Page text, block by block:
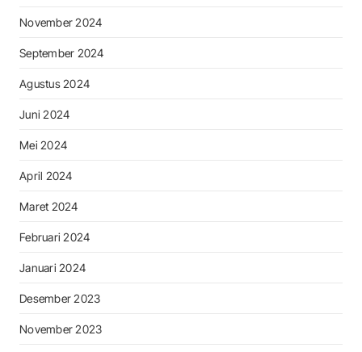
November 2024
September 2024
Agustus 2024
Juni 2024
Mei 2024
April 2024
Maret 2024
Februari 2024
Januari 2024
Desember 2023
November 2023